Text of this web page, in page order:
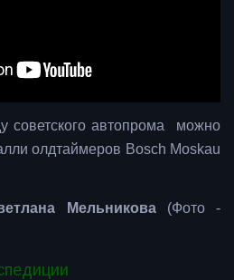
советского автопрома можно
олдтаймеров Bosch Moskau
Мельникова(Фото -